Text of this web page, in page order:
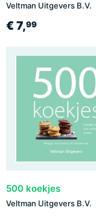
Veltman Uitgevers B.V.
€ 7,99
500 koekjes
Veltman Uitgevers B.V.